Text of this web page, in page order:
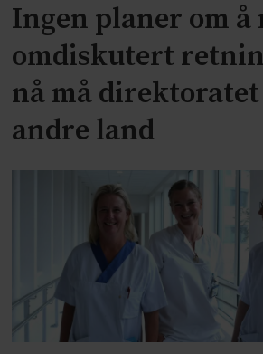
Ingen planer om å
omdiskutert
nå må
andre land